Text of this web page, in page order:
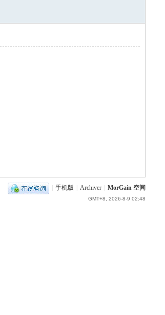
手机版 Archiver MorGain 空间
GMT+8, 2026-8-9 02:48